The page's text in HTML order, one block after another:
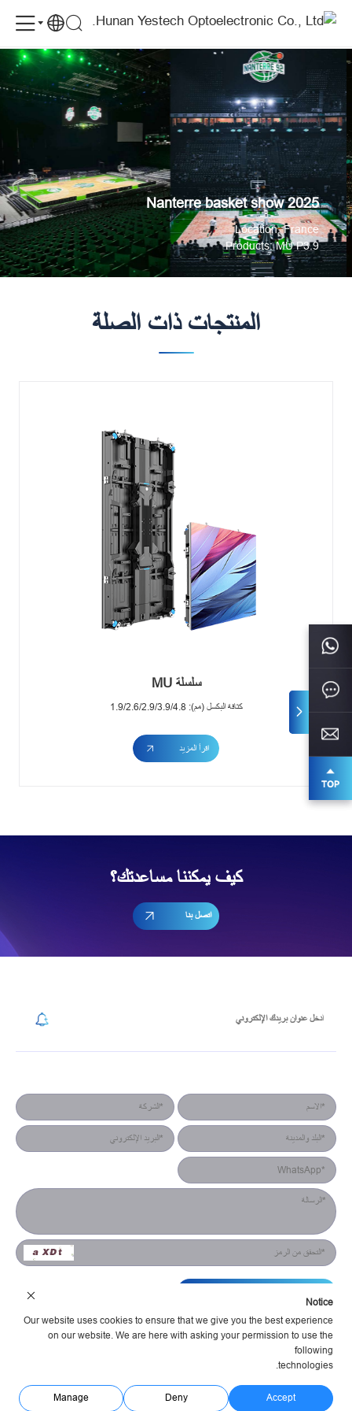
YES
Supports
Nanterre
Basket
Show
2025
Nanterre basket show 2025
Location: France
Products: MU P3.9
المنتجات ذات الصلة
سلسلة MU
كثافة البكسل (مم): 1.9/2.6/2.9/3.9/4.8
اقرأ المزيد
كيف يمكننا مساعدتك؟
اتصل بنا
Notice
Our website uses cookies to ensure that we give you the best experience
on our website. We are here with asking your permission to use the
following
technologies.
Accept
Deny
Manage